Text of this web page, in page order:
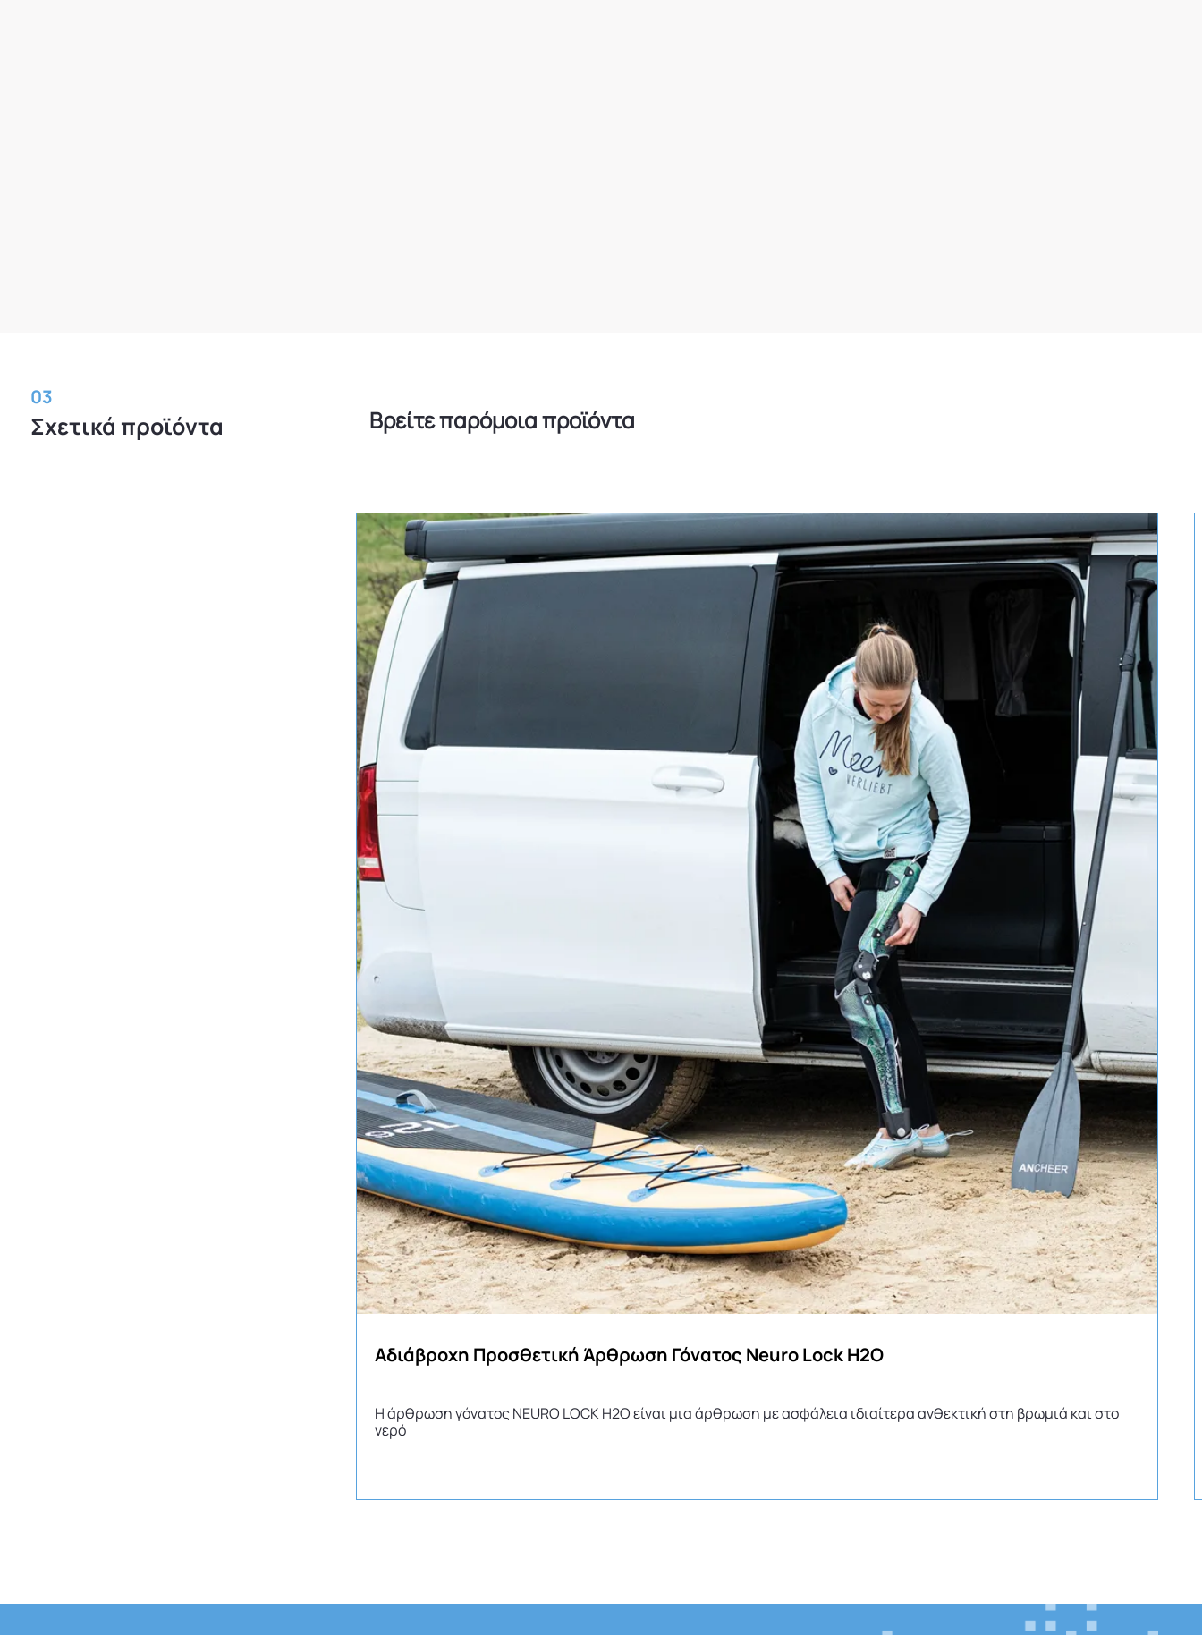
Σχετικά προϊόντα
03
Βρείτε παρόμοια προϊόντα
Αδιάβροχη Προσθετική Άρθρωση Γόνατος Neuro Lock H2O
Η άρθρωση γόνατος NEURO LOCK H2O είναι μια άρθρωση με ασφάλεια ιδιαίτερα ανθεκτική στη βρωμιά και στο
νερό